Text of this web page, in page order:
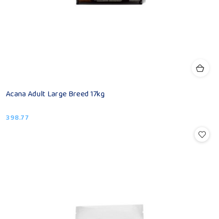
Acana Adult Large Breed 17kg
Cena:
398.77